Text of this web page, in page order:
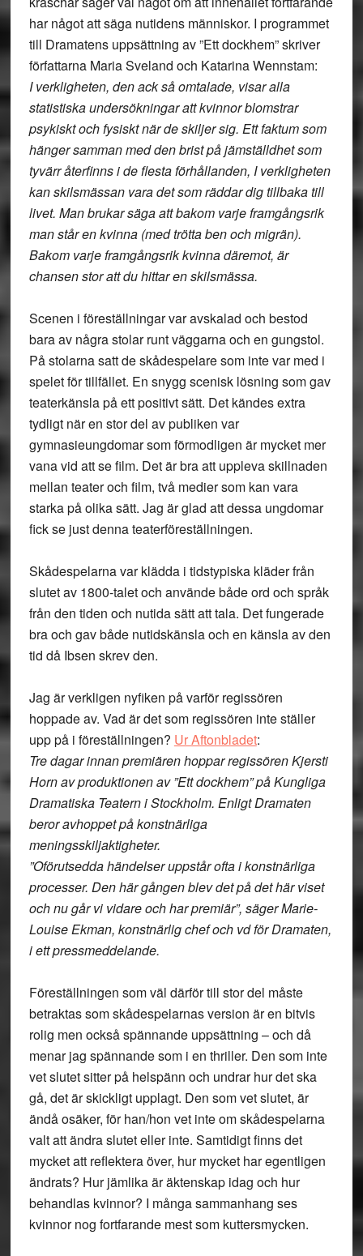
har något att säga nutidens människor. I programmet
till Dramatens uppsättning av ”Ett dockhem” skriver
författarna Maria Sveland och Katarina Wennstam:
I verkligheten, den ack så omtalade, visar alla
statistiska undersökningar att kvinnor blomstrar
psykiskt och fysiskt när de skiljer sig. Ett faktum som
hänger samman med den brist på jämställdhet som
tyvärr återfinns i de flesta förhållanden, I verkligheten
kan skilsmässan vara det som räddar dig tillbaka till
livet. Man brukar säga att bakom varje framgångsrik
man står en kvinna (med trötta ben och migrän).
Bakom varje framgångsrik kvinna däremot, är
chansen stor att du hittar en skilsmässa.
Scenen i föreställningar var avskalad och bestod
bara av några stolar runt väggarna och en gungstol.
På stolarna satt de skådespelare som inte var med i
spelet för tillfället. En snygg scenisk lösning som gav
teaterkänsla på ett positivt sätt. Det kändes extra
tydligt när en stor del av publiken var
gymnasieungdomar som förmodligen är mycket mer
vana vid att se film. Det är bra att uppleva skillnaden
mellan teater och film, två medier som kan vara
starka på olika sätt. Jag är glad att dessa ungdomar
fick se just denna teaterföreställningen.
Skådespelarna var klädda i tidstypiska kläder från
slutet av 1800-talet och använde både ord och språk
från den tiden och nutida sätt att tala. Det fungerade
bra och gav både nutidskänsla och en känsla av den
tid då Ibsen skrev den.
Jag är verkligen nyfiken på varför regissören
hoppade av. Vad är det som regissören inte ställer
upp på i föreställningen? Ur Aftonbladet:
Tre dagar innan premiären hoppar regissören Kjersti
Horn av produktionen av ”Ett dockhem” på Kungliga
Dramatiska Teatern i Stockholm. Enligt Dramaten
beror avhoppet på konstnärliga
meningsskiljaktigheter.
”Oförutsedda händelser uppstår ofta i konstnärliga
processer. Den här gången blev det på det här viset
och nu går vi vidare och har premiär”, säger Marie-
Louise Ekman, konstnärlig chef och vd för Dramaten,
i ett pressmeddelande.
Föreställningen som väl därför till stor del måste
betraktas som skådespelarnas version är en bitvis
rolig men också spännande uppsättning – och då
menar jag spännande som i en thriller. Den som inte
vet slutet sitter på helspänn och undrar hur det ska
gå, det är skickligt upplagt. Den som vet slutet, är
ändå osäker, för han/hon vet inte om skådespelarna
valt att ändra slutet eller inte. Samtidigt finns det
mycket att reflektera över, hur mycket har egentligen
ändrats? Hur jämlika är äktenskap idag och hur
behandlas kvinnor? I många sammanhang ses
kvinnor nog fortfarande mest som kuttersmycken.